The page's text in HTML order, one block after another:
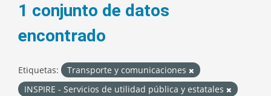
1 conjunto de datos
encontrado
Etiquetas:
Transporte y comunicaciones
INSPIRE - Servicios de utilidad pública y estatales